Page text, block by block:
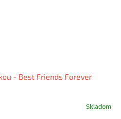
- Best Friends Forever
Skladom